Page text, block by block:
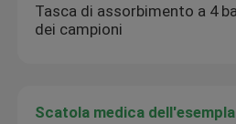
Tasca di assorbimento a 4
dei campioni
Scatola medica